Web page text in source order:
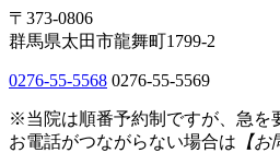
〒373-0806
群馬県太田市龍舞町1799-2
0276-55-5568 0276-55-5569
※当院は順番予約制ですが、急を
お電話がつながらない場合は 【